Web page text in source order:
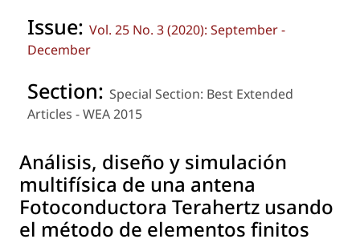
Issue: Vol. 25 No. 3 (2020): September -
December
Section: Special Section: Best Extended
Articles - WEA 2015
Análisis, diseño y simulación
multifísica de una antena
Fotoconductora Terahertz usando
el método de elementos finitos